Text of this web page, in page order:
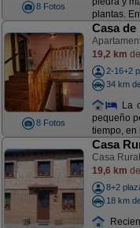
8 Fotos
plantas.
8 Fotos
Casa de
19,2 km
2-16+2
34 km
La
pequeño
tiempo, en
Casa
Casa
19,6 km
8+2
18 km